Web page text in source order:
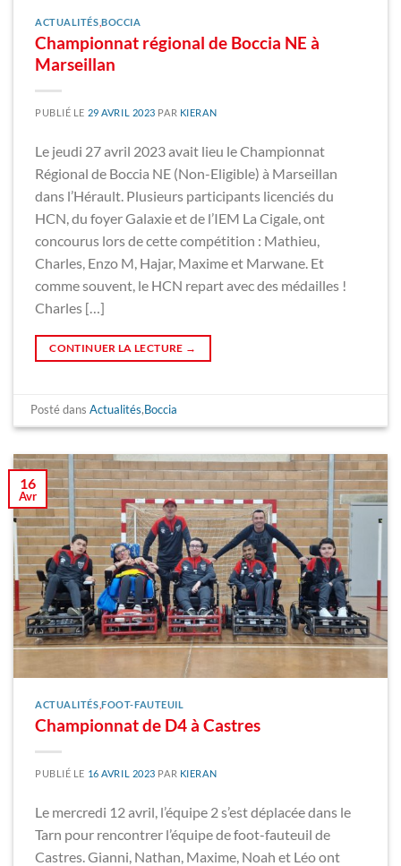
ACTUALITÉS ,BOCCIA
Championnat régional de Boccia NE à
Marseillan
PUBLIÉ LE 29 AVRIL 2023 PAR KIERAN
Le jeudi 27 avril 2023 avait lieu le Championnat
Régional de Boccia NE (Non-Eligible) à Marseillan
dans l’Hérault. Plusieurs participants licenciés du
HCN, du foyer Galaxie et de l’IEM La Cigale, ont
concourus lors de cette compétition : Mathieu,
Charles, Enzo M, Hajar, Maxime et Marwane. Et
comme souvent, le HCN repart avec des médailles !
Charles […]
CONTINUER LA LECTURE →
Posté dansActualités,Boccia
16
Avr
ACTUALITÉS ,FOOT-FAUTEUIL
Championnat de D4 à Castres
PUBLIÉ LE 16 AVRIL 2023 PAR KIERAN
Le mercredi 12 avril, l’équipe 2 s’est déplacée dans le
Tarn pour rencontrer l’équipe de foot-fauteuil de
Castres. Gianni, Nathan, Maxime, Noah et Léo ont